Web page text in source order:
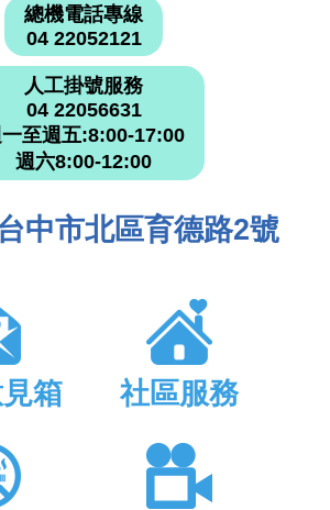
總機電話專線
04 22052121
人工掛號服務
04 22056631
至週五:8:00-17:00
週六8:00-12:00
中市北區育德路2號
箱 社區服務